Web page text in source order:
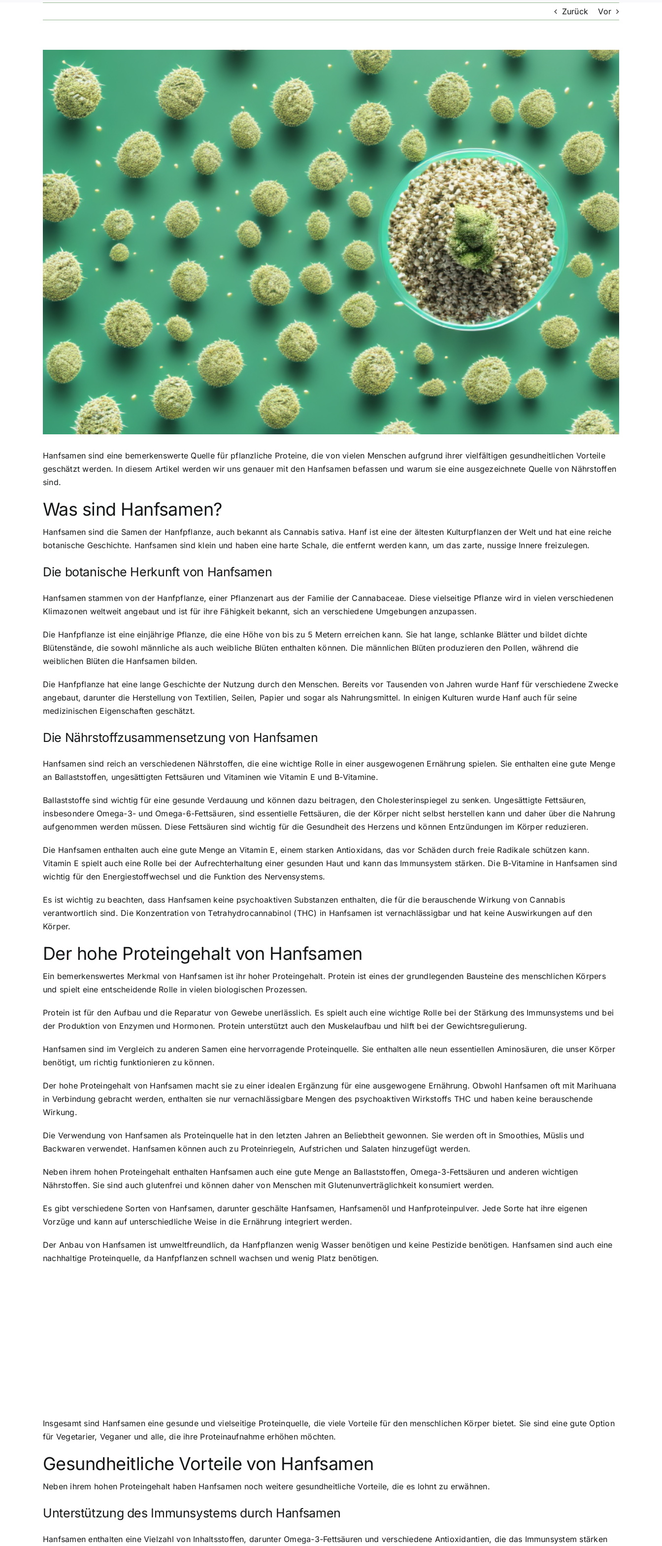
Zurück Vor
grösseres
Bild
Hanfsamen sind eine bemerkenswerte Quelle für pflanzliche Proteine, die von vielen Menschen aufgrund ihrer vielfältigen gesundheitlichen Vorteile
geschätzt werden. In diesem Artikel werden wir uns genauer mit den Hanfsamen befassen und warum sie eine ausgezeichnete Quelle von Nährstoffen
sind.
Was sind Hanfsamen?
Hanfsamen sind die Samen der Hanfpflanze, auch bekannt als Cannabis sativa. Hanf ist eine der ältesten Kulturpflanzen der Welt und hat eine reiche
botanische Geschichte. Hanfsamen sind klein und haben eine harte Schale, die entfernt werden kann, um das zarte, nussige Innere freizulegen.
Die botanische Herkunft von Hanfsamen
Hanfsamen stammen von der Hanfpflanze, einer Pflanzenart aus der Familie der Cannabaceae. Diese vielseitige Pflanze wird in vielen verschiedenen
Klimazonen weltweit angebaut und ist für ihre Fähigkeit bekannt, sich an verschiedene Umgebungen anzupassen.
Die Hanfpflanze ist eine einjährige Pflanze, die eine Höhe von bis zu 5 Metern erreichen kann. Sie hat lange, schlanke Blätter und bildet dichte
Blütenstände, die sowohl männliche als auch weibliche Blüten enthalten können. Die männlichen Blüten produzieren den Pollen, während die
weiblichen Blüten die Hanfsamen bilden.
Die Hanfpflanze hat eine lange Geschichte der Nutzung durch den Menschen. Bereits vor Tausenden von Jahren wurde Hanf für verschiedene Zwecke
angebaut, darunter die Herstellung von Textilien, Seilen, Papier und sogar als Nahrungsmittel. In einigen Kulturen wurde Hanf auch für seine
medizinischen Eigenschaften geschätzt.
Die Nährstoffzusammensetzung von Hanfsamen
Hanfsamen sind reich an verschiedenen Nährstoffen, die eine wichtige Rolle in einer ausgewogenen Ernährung spielen. Sie enthalten eine gute Menge
an Ballaststoffen, ungesättigten Fettsäuren und Vitaminen wie Vitamin E und B-Vitamine.
Ballaststoffe sind wichtig für eine gesunde Verdauung und können dazu beitragen, den Cholesterinspiegel zu senken. Ungesättigte Fettsäuren,
insbesondere Omega-3- und Omega-6-Fettsäuren, sind essentielle Fettsäuren, die der Körper nicht selbst herstellen kann und daher über die Nahrung
aufgenommen werden müssen. Diese Fettsäuren sind wichtig für die Gesundheit des Herzens und können Entzündungen im Körper reduzieren.
Die Hanfsamen enthalten auch eine gute Menge an Vitamin E, einem starken Antioxidans, das vor Schäden durch freie Radikale schützen kann.
Vitamin E spielt auch eine Rolle bei der Aufrechterhaltung einer gesunden Haut und kann das Immunsystem stärken. Die B-Vitamine in Hanfsamen sind
wichtig für den Energiestoffwechsel und die Funktion des Nervensystems.
Es ist wichtig zu beachten, dass Hanfsamen keine psychoaktiven Substanzen enthalten, die für die berauschende Wirkung von Cannabis
verantwortlich sind. Die Konzentration von Tetrahydrocannabinol (THC) in Hanfsamen ist vernachlässigbar und hat keine Auswirkungen auf den
Körper.
Der hohe Proteingehalt von Hanfsamen
Ein bemerkenswertes Merkmal von Hanfsamen ist ihr hoher Proteingehalt. Protein ist eines der grundlegenden Bausteine des menschlichen Körpers
und spielt eine entscheidende Rolle in vielen biologischen Prozessen.
Protein ist für den Aufbau und die Reparatur von Gewebe unerlässlich. Es spielt auch eine wichtige Rolle bei der Stärkung des Immunsystems und bei
der Produktion von Enzymen und Hormonen. Protein unterstützt auch den Muskelaufbau und hilft bei der Gewichtsregulierung.
Hanfsamen sind im Vergleich zu anderen Samen eine hervorragende Proteinquelle. Sie enthalten alle neun essentiellen Aminosäuren, die unser Körper
benötigt, um richtig funktionieren zu können.
Der hohe Proteingehalt von Hanfsamen macht sie zu einer idealen Ergänzung für eine ausgewogene Ernährung. Obwohl Hanfsamen oft mit Marihuana
in Verbindung gebracht werden, enthalten sie nur vernachlässigbare Mengen des psychoaktiven Wirkstoffs THC und haben keine berauschende
Wirkung.
Die Verwendung von Hanfsamen als Proteinquelle hat in den letzten Jahren an Beliebtheit gewonnen. Sie werden oft in Smoothies, Müslis und
Backwaren verwendet. Hanfsamen können auch zu Proteinriegeln, Aufstrichen und Salaten hinzugefügt werden.
Neben ihrem hohen Proteingehalt enthalten Hanfsamen auch eine gute Menge an Ballaststoffen, Omega-3-Fettsäuren und anderen wichtigen
Nährstoffen. Sie sind auch glutenfrei und können daher von Menschen mit Glutenunverträglichkeit konsumiert werden.
Es gibt verschiedene Sorten von Hanfsamen, darunter geschälte Hanfsamen, Hanfsamenöl und Hanfproteinpulver. Jede Sorte hat ihre eigenen
Vorzüge und kann auf unterschiedliche Weise in die Ernährung integriert werden.
Der Anbau von Hanfsamen ist umweltfreundlich, da Hanfpflanzen wenig Wasser benötigen und keine Pestizide benötigen. Hanfsamen sind auch eine
nachhaltige Proteinquelle, da Hanfpflanzen schnell wachsen und wenig Platz benötigen.
Insgesamt sind Hanfsamen eine gesunde und vielseitige Proteinquelle, die viele Vorteile für den menschlichen Körper bietet. Sie sind eine gute Option
für Vegetarier, Veganer und alle, die ihre Proteinaufnahme erhöhen möchten.
Gesundheitliche Vorteile von Hanfsamen
Neben ihrem hohen Proteingehalt haben Hanfsamen noch weitere gesundheitliche Vorteile, die es lohnt zu erwähnen.
Unterstützung des Immunsystems durch Hanfsamen
Hanfsamen enthalten eine Vielzahl von Inhaltsstoffen, darunter Omega-3-Fettsäuren und verschiedene Antioxidantien, die das Immunsystem stärken